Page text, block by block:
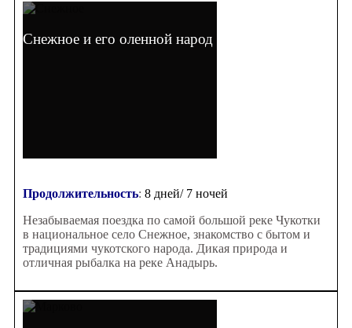
Снежное и его оленной народ
Продолжительность: 8 дней/ 7 ночей
Незабываемая поездка по самой большой реке Чукотки
в национальное село Снежное, знакомство с бытом и
традициями чукотского народа. Дикая природа и
отличная рыбалка на реке Анадырь.